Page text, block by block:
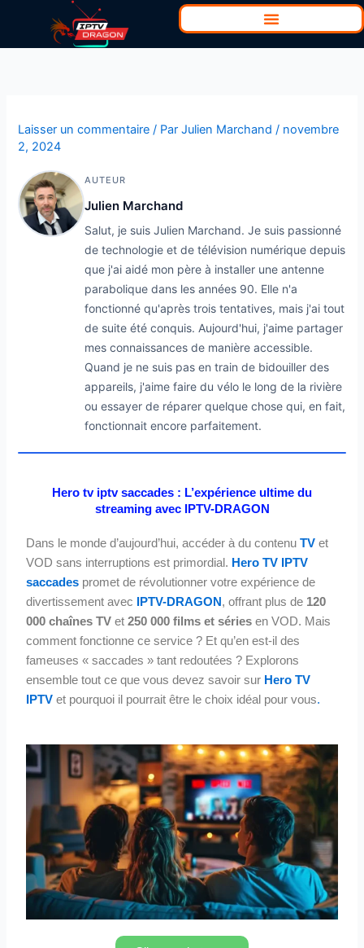
contenu
Laisser un commentaire / ParJulien Marchand/ novembre
2, 2024
AUTEUR
Julien Marchand
Salut, je suis Julien Marchand. Je suis passionné
de technologie et de télévision numérique depuis
que j'ai aidé mon père à installer une antenne
parabolique dans les années 90. Elle n'a
fonctionné qu'après trois tentatives, mais j'ai tout
de suite été conquis. Aujourd'hui, j'aime partager
mes connaissances de manière accessible.
Quand je ne suis pas en train de bidouiller des
appareils, j'aime faire du vélo le long de la rivière
ou essayer de réparer quelque chose qui, en fait,
fonctionnait encore parfaitement.
Hero tv iptv saccades : L’expérience ultime du
streaming avec IPTV-DRAGON
Dans le monde d’aujourd’hui, accéder à du contenuTV et
VOD sans interruptions est primordial. Hero TV IPTV
saccades promet de révolutionner votre expérience de
divertissement avec
IPTV-DRAGON , offrant plus de 120
000 chaînes TV et250 000 films et séries en VOD. Mais
comment fonctionne ce service ? Et qu’en est-il des
fameuses « saccades » tant redoutées ? Explorons
ensemble tout ce que vous devez savoir sur Hero TV
IPTV et pourquoi il pourrait être le choix idéal pour vous.